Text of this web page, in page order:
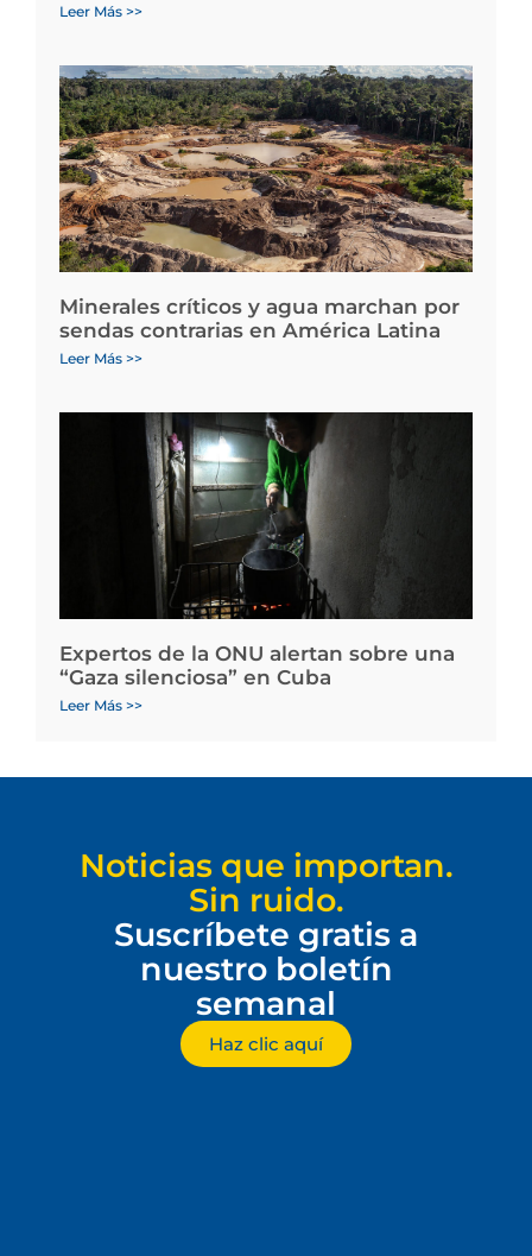
Leer Más >>
Minerales críticos y agua marchan por
sendas contrarias en América Latina
Leer Más >>
Expertos de la ONU alertan sobre una
“Gaza silenciosa” en Cuba
Leer Más >>
Noticias que importan.
Sin ruido.
Suscríbete gratis a
nuestro boletín
semanal
Haz clic aquí